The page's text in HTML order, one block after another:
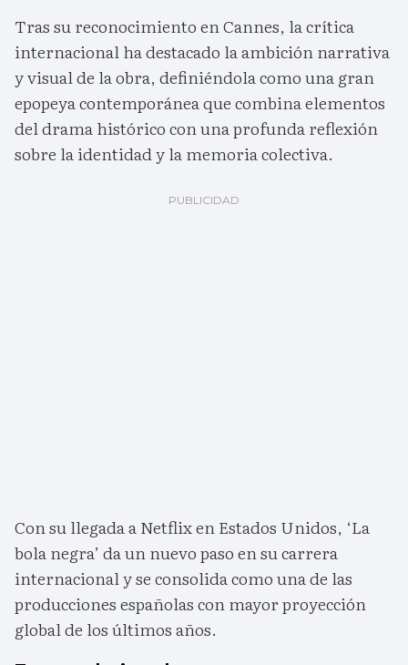
Tras su reconocimiento en Cannes, la crítica
internacional ha destacado la ambición narrativa
y visual de la obra, definiéndola como una gran
epopeya contemporánea que combina elementos
del drama histórico con una profunda reflexión
sobre la identidad y la memoria colectiva.
Con su llegada a Netflix en Estados Unidos, ‘La
bola negra’ da un nuevo paso en su carrera
internacional y se consolida como una de las
producciones españolas con mayor proyección
global de los últimos años.